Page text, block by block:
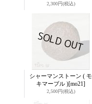
2,300円(税込)
シャーマンストーン ( モ
キマーブル )[mo21]
2,500円(税込)